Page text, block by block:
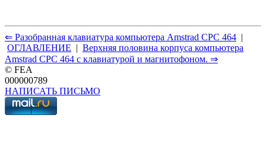
⇐ Разобранная клавиатура компьютера Amstrad CPC 464 |
ОГЛАВЛЕНИЕ | Верхняя половина корпуса компьютера
Amstrad CPC 464 с клавиатурой и магнитофоном. ⇒
© FEA
000000789
НАПИСАТЬ ПИСЬМО